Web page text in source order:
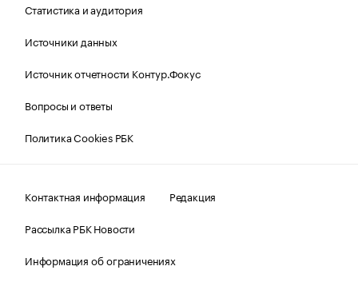
Статистика и аудитория
Источники данных
Источник отчетности Контур.Фокус
Вопросы и ответы
Политика Cookies РБК
Контактная информация
Редакция
Рассылка РБК Новости
Информация об ограничениях